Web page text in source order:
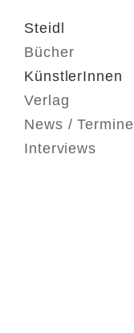
Steidl
Bücher
KünstlerInnen
Verlag
News / Termine
Interviews